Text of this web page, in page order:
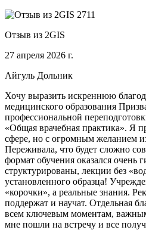
Отзыв из 2GIS
27 апреля 2026 г.
Айгуль Дольник
Хочу выразить искреннюю
медицинского образования
профессиональной
«Общая врачебная практика». Я
сфере, но с огромным желанием
Переживала, что будет сложно
формат обучения оказался очень
структурированы, лекции без
установленного образца!
«корочки», а реальные знания.
поддержат и научат. Отдельная
всем ключевым моментам,
мне пошли на встречу и все